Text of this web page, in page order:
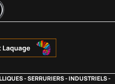
- SERRURIERS - INDUSTRIELS -